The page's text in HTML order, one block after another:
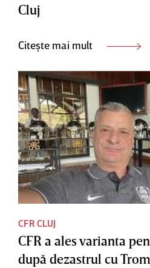
Cluj
Citește mai mult
CFR CLUJ
CFR a ales varianta
după dezastrul cu